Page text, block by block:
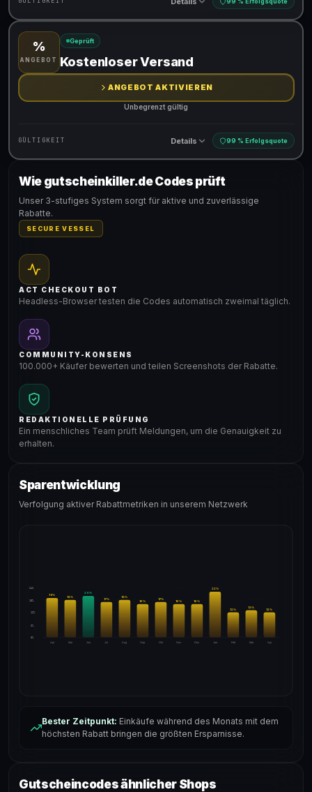
Gültig für teilnehmende Produkte
%
ANGEBOT
Geprüft
Kostenloser Versand
ANGEBOT AKTIVIEREN
Unbegrenzt gültig
GÜLTIGKEIT Details 99 % Erfolgsquote
Gültig für teilnehmende Produkte
Wie gutscheinkiller.de Codes prüft
Unser 3-stufiges System sorgt für aktive und zuverlässige
Rabatte.
SECURE VESSEL
ACT CHECKOUT BOT
Headless-Browser testen die Codes automatisch zweimal täglich.
COMMUNITY-KONSENS
100.000+ Käufer bewerten und teilen Screenshots der Rabatte.
REDAKTIONELLE PRÜFUNG
Ein menschliches Team prüft Meldungen, um die Genauigkeit zu
erhalten.
Sparentwicklung
Verfolgung aktiver Rabattmetriken in unserem Netzwerk
24%
18%
12%
6%
0%
Apr
19%
Mai
18%
Jun
20%
Jul
17%
Aug
18%
Sep
16%
Okt
17%
Nov
16%
Dez
16%
Jan
22%
Feb
12%
Mär
13%
Apr
12%
Bester Zeitpunkt: Einkäufe während des Monats mit dem
höchsten Rabatt bringen die größten Ersparnisse.
Gutscheincodes ähnlicher Shops